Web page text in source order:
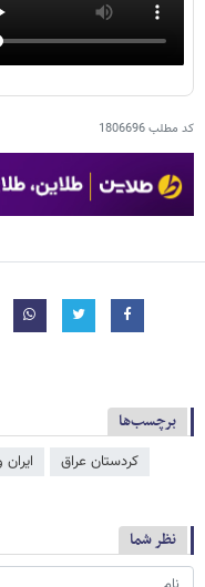
کد مطلب1806696
برچسب‌ها
کردستان عراق
نظر شما